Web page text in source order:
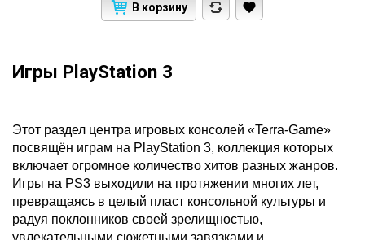
В корзину
Игры PlayStation 3
Этот раздел центра игровых консолей «Terra-Game»
посвящён играм на PlayStation 3, коллекция которых
включает огромное количество хитов разных жанров.
Игры на PS3 выходили на протяжении многих лет,
превращаясь в целый пласт консольной культуры и
радуя поклонников своей зрелищностью,